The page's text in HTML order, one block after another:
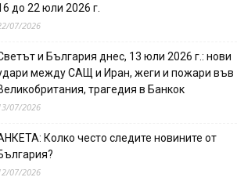
до 22 юли 2026 г.
07/2026
и България днес, 13 юли 2026 г.: нови
между САЩ и Иран, жеги и пожари във
трагедия в Банкок
07/2026
Колко често следите новините от
07/2026